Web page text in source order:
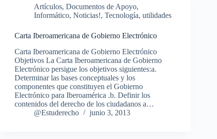
Artículos, Documentos de Apoyo,
Informático, Noticias!, Tecnología, utilidades
Carta Iberoamericana de Gobierno Electrónico
Carta Iberoamericana de Gobierno Electrónico
Objetivos La Carta Iberoamericana de Gobierno
Electrónico persigue los objetivos siguientes:a.
Determinar las bases conceptuales y los
componentes que constituyen el Gobierno
Electrónico para Iberoamérica .b. Definir los
contenidos del derecho de los ciudadanos a…
@Estuderecho
junio 3, 2013